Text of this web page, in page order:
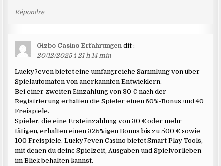
Répondre
Gizbo Casino Erfahrungen dit :
20/12/2025 à 21 h 14 min
Lucky7even bietet eine umfangreiche Sammlung von über
Spielautomaten von anerkannten Entwicklern.
Bei einer zweiten Einzahlung von 30 € nach der
Registrierung erhalten die Spieler einen 50%-Bonus und 40
Freispiele.
Spieler, die eine Ersteinzahlung von 30 € oder mehr
tätigen, erhalten einen 325%igen Bonus bis zu 500 € sowie
100 Freispiele. Lucky7even Casino bietet Smart Play-Tools,
mit denen du deine Spielzeit, Ausgaben und Spielvorlieben
im Blick behalten kannst.